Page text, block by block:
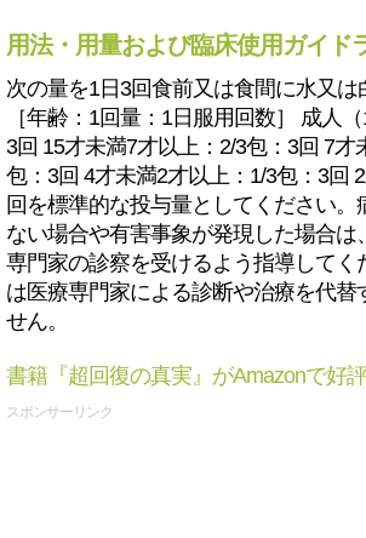
用法・用量および臨床使用ガイド
次の量を1日3回食前又は食間に水又は
［年齢：1回量：1日服用回数］ 成人
3回 15才未満7才以上：2/3包：3回 7才
包：3回 4才未満2才以上：1/3包：3回
回を標準的な投与量としてください。
ない場合や有害事象が発現した場合は
専門家の診察を受けるよう指導して
は医療専門家による診断や治療を代替
せん。
書籍『超回復の真実』がAmazonで好
スポンサーリンク